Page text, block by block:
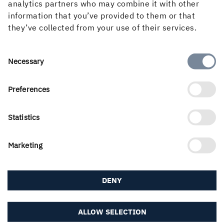
analytics partners who may combine it with other
information that you’ve provided to them or that
they’ve collected from your use of their services.
Consent
Necessary
Preferences
Statistics
Marketing
ALLOW SELECTION
DENY
VDs årsstämmotal
31 augusti, 2021